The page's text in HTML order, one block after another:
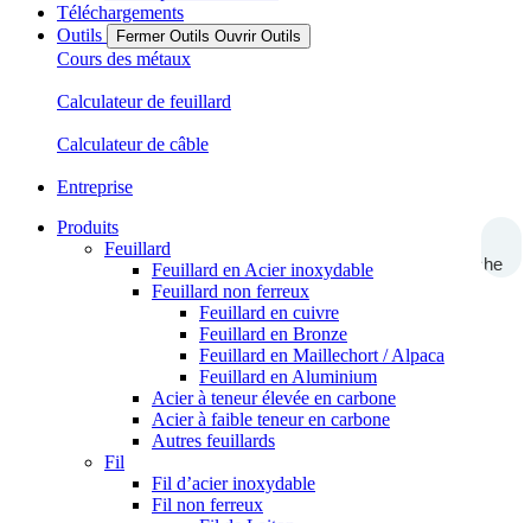
Téléchargements
Outils
Fermer Outils Ouvrir Outils
Cours des métaux
Calculateur de feuillard
Calculateur de câble
Entreprise
Recherche
Produits
Feuillard
Feuillard en Acier inoxydable
Feuillard non ferreux
Feuillard en cuivre
Feuillard en Bronze
Feuillard en Maillechort / Alpaca
Feuillard en Aluminium
Acier à teneur élevée en carbone
Acier à faible teneur en carbone
Autres feuillards
Fil
Fil d’acier inoxydable
Fil non ferreux